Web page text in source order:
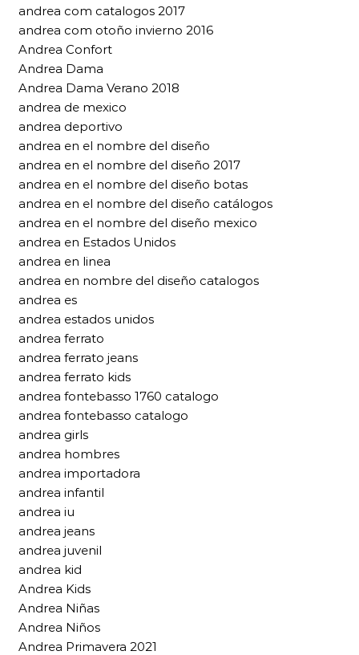
andrea com catalogos 2017
andrea com otoño invierno 2016
Andrea Confort
Andrea Dama
Andrea Dama Verano 2018
andrea de mexico
andrea deportivo
andrea en el nombre del diseño
andrea en el nombre del diseño 2017
andrea en el nombre del diseño botas
andrea en el nombre del diseño catálogos
andrea en el nombre del diseño mexico
andrea en Estados Unidos
andrea en linea
andrea en nombre del diseño catalogos
andrea es
andrea estados unidos
andrea ferrato
andrea ferrato jeans
andrea ferrato kids
andrea fontebasso 1760 catalogo
andrea fontebasso catalogo
andrea girls
andrea hombres
andrea importadora
andrea infantil
andrea iu
andrea jeans
andrea juvenil
andrea kid
Andrea Kids
Andrea Niñas
Andrea Niños
Andrea Primavera 2021